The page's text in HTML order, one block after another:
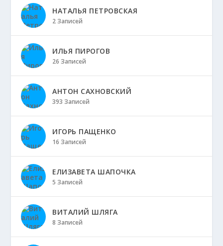
НАТАЛЬЯ ПЕТРОВСКАЯ
2 Записей
ИЛЬЯ ПИРОГОВ
26 Записей
АНТОН САХНОВСКИЙ
393 Записей
ИГОРЬ ПАЩЕНКО
16 Записей
ЕЛИЗАВЕТА ШАПОЧКА
5 Записей
ВИТАЛИЙ ШЛЯГА
8 Записей